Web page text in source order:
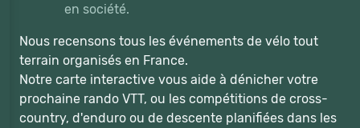
en société.
Nous recensons tous les événements de vélo tout
terrain organisés en France.
Notre carte interactive vous aide à dénicher votre
prochaine rando VTT, ou les compétitions de cross-
country, d'enduro ou de descente planifiées dans les